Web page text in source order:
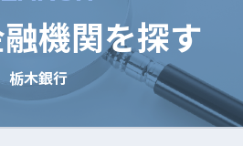
機関を探す
栃木銀行